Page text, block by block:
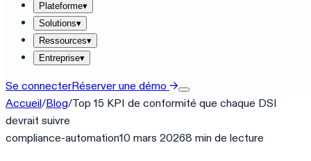
Plateforme▾
Solutions▾
Ressources▾
Entreprise▾
Se connecterRéserver une démo →
Accueil/Blog/Top 15 KPI de conformité que chaque DSI
devrait suivre
compliance-automation10 mars 20268 min de lecture